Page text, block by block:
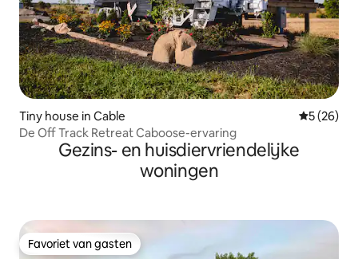
Tiny house in Cable
5 (26)
De Off Track Retreat Caboose-ervaring
Gezins- en huisdiervriendelijke
woningen
Favoriet van gasten
Favoriet van gasten